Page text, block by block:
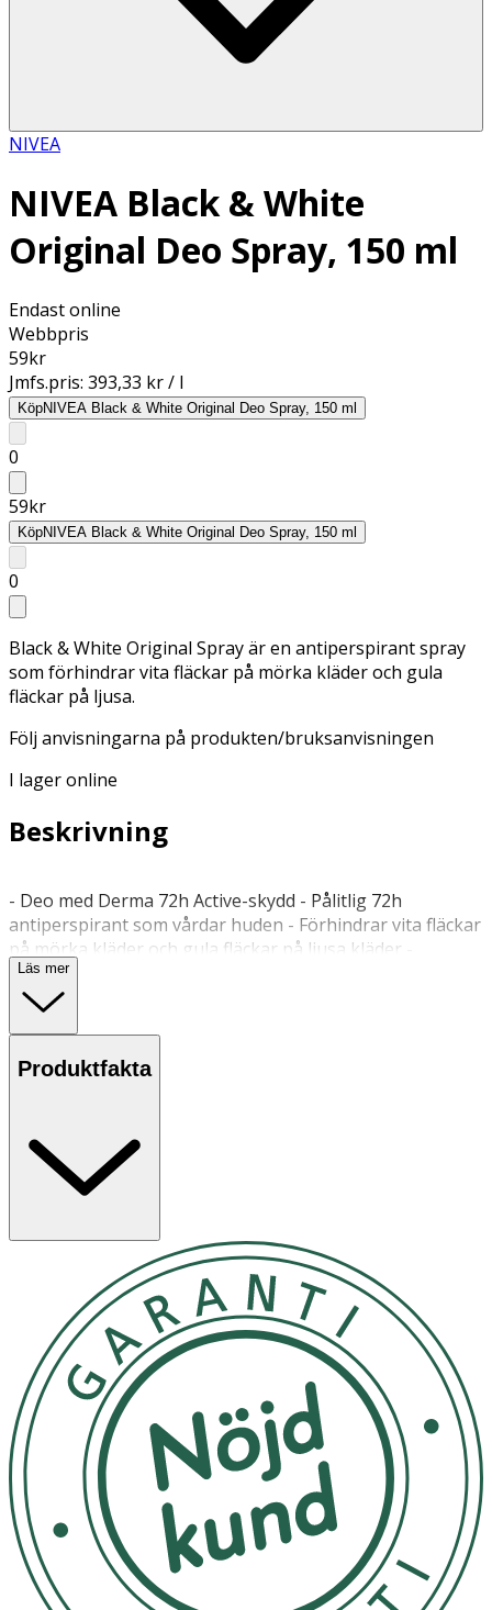
NIVEA
NIVEA Black & White
Original Deo Spray, 150 ml
Endast online
Webbpris
59kr
Jmfs.pris: 393,33 kr / l
KöpNIVEA Black & White Original Deo Spray, 150 ml
0
59kr
KöpNIVEA Black & White Original Deo Spray, 150 ml
0
Black & White Original Spray är en antiperspirant spray
som förhindrar vita fläckar på mörka kläder och gula
fläckar på ljusa.
Följ anvisningarna på produkten/bruksanvisningen
I lager online
Beskrivning
- Deo med Derma 72h Active-skydd - Pålitlig 72h
antiperspirant som vårdar huden - Förhindrar vita fläckar
på mörka kläder och gula fläckar på ljusa kläder -
Antipersiprant spray som är snäll mot din hud -
Dermatologiskt testad NIVEA Black & White Original
Denna deodorant förhindrar vita fläckar på mörka kläder
och gula fläckar på ljusa kläder. Denna deodorant spray
erbjuder Derma 72h Active-skydd vilket innebär att denna
antiperspirant deo arbetar med huden, för ett tillförlitligt
och starkt skydd mot svett och lukt samtidigt som den
White Original Spray passar alla hudtyper. NIVEA finns i
över 160 länder och är ett av världens största och mest
betrodda hudvårdsmärken med mer än 140 års
erfarenhet. Som marknadsledare inom den globala
hudvårdsindustrin arbetar våra forskare in
1. För bästa effekt använd antiperspiranten efter
duschen 2. Skaka flaskan ordentligt innan användning 3.
Håll sprayflaskan 15 cm från armhålan och spraya 4. Låt
deodoranten torka innan du tar på dig kläder
Extremt brandfarlig aerosol. Tryckbehållare: Kan
sprängas vid uppvärmning. Får inte utsättas för värme,
heta ytor, gnistor, öppen låga eller andra
antändningskällor. Rökning förbjuden. Spreja inte över
öppen låga eller andra antändningskällor. Får inte
Läs mer
Produktfakta